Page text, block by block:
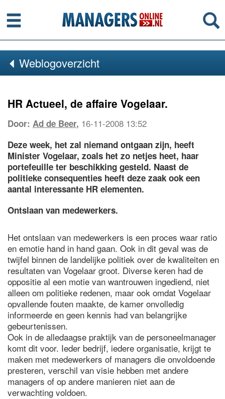
Menu
Weblogoverzicht
HR Actueel, de affaire Vogelaar.
Door: Ad de Beer, 16-11-2008 13:52
Deze week, het zal niemand ontgaan zijn, heeft
Minister Vogelaar, zoals het zo netjes heet, haar
portefeuille ter beschikking gesteld. Naast de
politieke consequenties heeft deze zaak ook een
aantal interessante HR elementen.
Ontslaan van medewerkers.
Het ontslaan van medewerkers is een proces waar ratio
en emotie hand in hand gaan. Ook in dit geval was de
twijfel binnen de landelijke politiek over de kwaliteiten en
resultaten van Vogelaar groot. Diverse keren had de
oppositie al een motie van wantrouwen ingediend, niet
alleen om politieke redenen, maar ook omdat Vogelaar
opvallende fouten maakte, de kamer onvolledig
informeerde en geen kennis had van belangrijke
gebeurtenissen.
Ook in de alledaagse praktijk van de personeelmanager
komt dit voor. Ieder bedrijf, iedere organisatie, krijgt te
maken met medewerkers of managers die onvoldoende
presteren, verschil van visie hebben met andere
managers of op andere manieren niet aan de
verwachting voldoen.